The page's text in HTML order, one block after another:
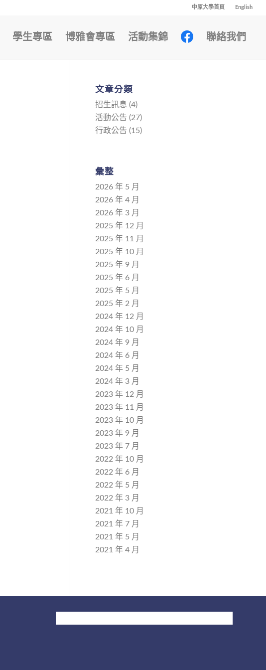
中原大學首頁 English
學生專區 博雅會專區 活動集錦 聯絡我們
文章分類
招生訊息 (4)
活動公告 (27)
行政公告 (15)
彙整
2026 年 5 月
2026 年 4 月
2026 年 3 月
2025 年 12 月
2025 年 11 月
2025 年 10 月
2025 年 9 月
2025 年 6 月
2025 年 5 月
2025 年 2 月
2024 年 12 月
2024 年 10 月
2024 年 9 月
2024 年 6 月
2024 年 5 月
2024 年 3 月
2023 年 12 月
2023 年 11 月
2023 年 10 月
2023 年 9 月
2023 年 7 月
2022 年 10 月
2022 年 6 月
2022 年 5 月
2022 年 3 月
2021 年 10 月
2021 年 7 月
2021 年 5 月
2021 年 4 月